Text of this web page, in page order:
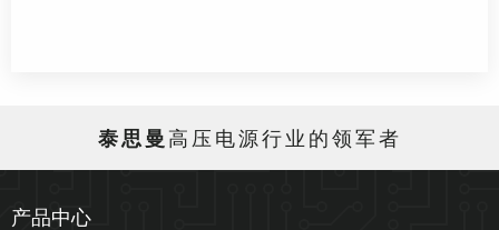
泰思曼 高压电源行业的领军者
产品中心